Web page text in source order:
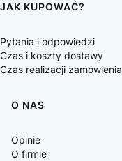
JAK KUPOWAĆ?
Pytania i odpowiedzi
Czas i koszty dostawy
Czas realizacji zamówienia
O NAS
Opinie
O firmie